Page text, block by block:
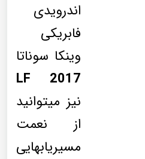
اندرویدی
فابریکی
وینکا سوناتا
LF 2017
نیز میتوانید
از نعمت
مسیریابهایی